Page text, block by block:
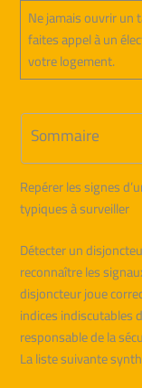
Ne jamais ouvrir
faites appel à un
votre logement.
Sommaire
Repérer les signes
typiques à surveiller
Détecter un
reconnaître les
disjoncteur joue
indices indiscutables
responsable de la
La liste suivante